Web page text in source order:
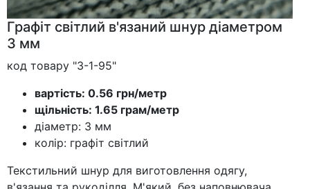
Графіт світлий в'язаний шнур діаметром
3 мм
код товару "3-1-95"
вартість: 0.56 грн/метр
щільність: 1.65 грам/метр
діаметр: 3 мм
колір: графіт світлий
Текстильний шнур для виготовлення одягу,